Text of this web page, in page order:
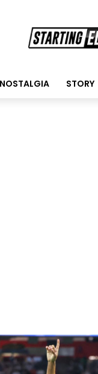
NOSTALGIA STORY